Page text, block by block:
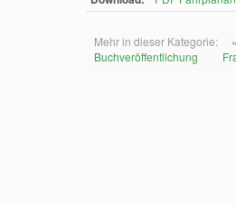
Mehr in dieser Kategorie:
Buchveröffentlichung